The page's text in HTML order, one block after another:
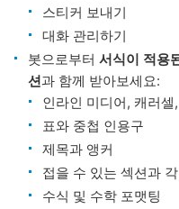
스티커 보내기
대화 관리하기
봇으로부터 서식이 적용
션과 함께 받아보세요:
인라인 미디어, 캐러셀
표와 중첩 인용구
제목과 앵커
접을 수 있는 섹션과
수식 및 수학 포맷팅